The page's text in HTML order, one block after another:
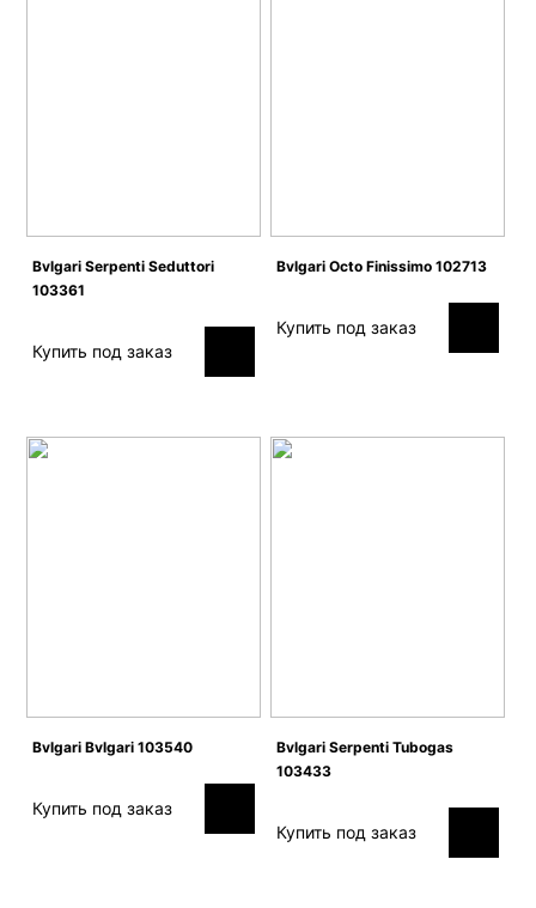
Bvlgari Serpenti Seduttori
103361
Купить под заказ
Bvlgari Octo Finissimo 102713
Купить под заказ
Bvlgari Bvlgari 103540
Купить под заказ
Bvlgari Serpenti Tubogas
103433
Купить под заказ